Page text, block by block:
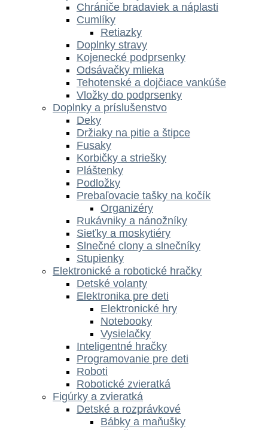
Chrániče bradaviek a náplasti
Cumlíky
Retiazky
Doplnky stravy
Kojenecké podprsenky
Odsávačky mlieka
Tehotenské a dojčiace vankúše
Vložky do podprsenky
Doplnky a príslušenstvo
Deky
Držiaky na pitie a štipce
Fusaky
Korbičky a striešky
Pláštenky
Podložky
Prebaľovacie tašky na kočík
Organizéry
Rukávniky a nánožníky
Sieťky a moskytiéry
Slnečné clony a slnečníky
Stupienky
Elektronické a robotické hračky
Detské volanty
Elektronika pre deti
Elektronické hry
Notebooky
Vysielačky
Inteligentné hračky
Programovanie pre deti
Roboti
Robotické zvieratká
Figúrky a zvieratká
Detské a rozprávkové
Bábky a maňušky